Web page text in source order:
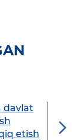
davlat
etish